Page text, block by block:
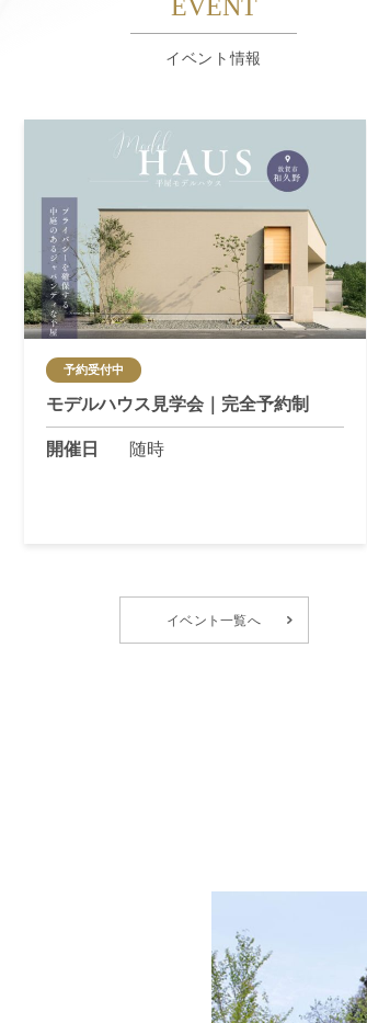
EVENT
イベント情報
予約受付中
モデルハウス見学会｜完全予約制
開催日 随時
イベント一覧へ